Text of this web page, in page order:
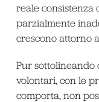
reale consistenza
parzialmente
crescono attorno
Pur sottolineando
volontari, con le
comporta, non